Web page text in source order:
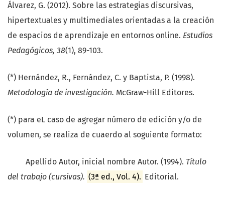
Álvarez, G. (2012). Sobre las estrategias discursivas,
hipertextuales y multimediales orientadas a la creación
de espacios de aprendizaje en entornos online. Estudios
Pedagógicos, 38(1), 89-103.
(*) Hernández, R., Fernández, C. y Baptista, P. (1998).
Metodología de investigación. McGraw-Hill Editores.
(*) para eL caso de agregar número de edición y/o de
volumen, se realiza de cuaerdo al soguiente formato:
Apellido Autor, inicial nombre Autor. (1994). Título
del trabajo (cursivas). (3ª ed., Vol. 4). Editorial.